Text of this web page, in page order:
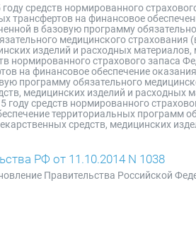
средств нормированного
трансфертов на финансовое
в базовую программу
медицинского
изделий и расходных
нормированного страхового запаса
на финансовое обеспечение
программу обязательного
медицинских изделий и расходных
средств нормированного
территориальных программ
средств, медицинских
РФ от 11.10.2014 N 1038
Правительства Российской